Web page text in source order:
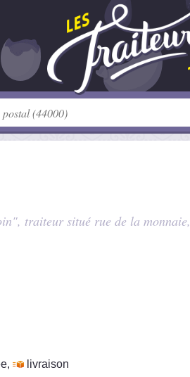
traiteur situé rue de la monnaie,
,
livraison